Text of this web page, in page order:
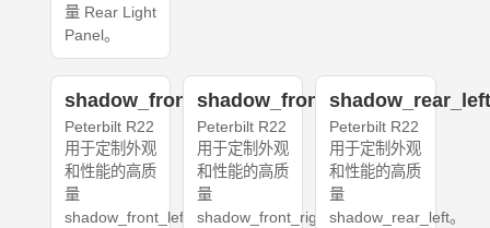
量 Rear Light
Panel。
shadow_front_left
Peterbilt R22
用于定制外观
和性能的高质
量
shadow_front_left。
shadow_front_right
Peterbilt R22
用于定制外观
和性能的高质
量
shadow_front_right。
Peterbilt R22
用于定制外观
和性能的高质
量
shadow_rear_left。